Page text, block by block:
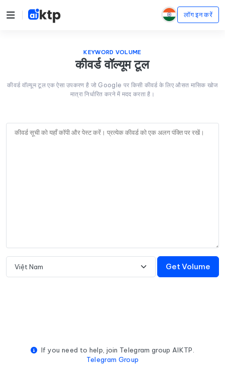
लॉग इन करें
KEYWORD VOLUME
कीवर्ड वॉल्यूम टूल
कीवर्ड वॉल्यूम टूल एक ऐसा उपकरण है जो Google पर किसी कीवर्ड के लिए औसत मासिक खोज
मात्रा निर्धारित करने में मदद करता है।
Get Volume
If you need to help, join Telegram group AIKTP.
Telegram Group